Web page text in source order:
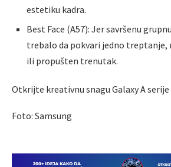
estetiku kadra.
Best Face (A57): Jer savršenu
trebalo da pokvari jedno treptanje,
ili propušten trenutak.
Otkrijte kreativnu snagu Galaxy A serije
Foto: Samsung